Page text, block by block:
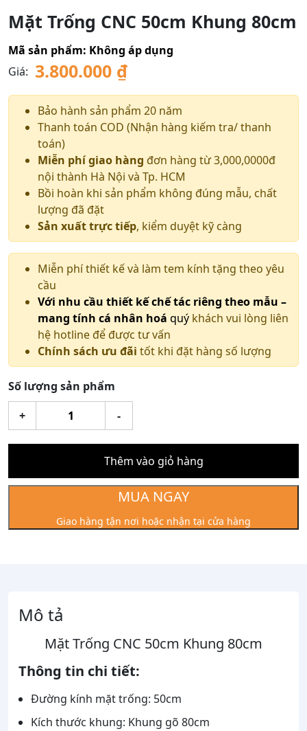
Mặt Trống CNC 50cm Khung 80cm
Mã sản phẩm: Không áp dụng
Giá: 3.800.000 ₫
Bảo hành sản phẩm 20 năm
Thanh toán COD (Nhận hàng kiếm tra/ thanh
toán)
Miễn phí giao hàng đơn hàng từ 3,000,0000đ
nội thành Hà Nội và Tp. HCM
Bồi hoàn khi sản phẩm không đúng mẫu, chất
lượng đã đặt
Sản xuất trực tiếp, kiểm duyệt kỹ càng
Miễn phí thiết kế và làm tem kính tặng theo yêu
cầu
Với nhu cầu thiết kế chế tác riêng theo mẫu –
mang tính cá nhân hoá quý khách vui lòng liên
hệ hotline để được tư vấn
Chính sách ưu đãi tốt khi đặt hàng số lượng
Số lượng sản phẩm
-
Trống
CNC
Khung
lượng
+
Thêm vào giỏ hàng
MUA NGAY
Giao hàng tận nơi hoặc nhận tại cửa hàng
Mô tả
Mặt Trống CNC 50cm Khung 80cm
Thông tin chi tiết:
Đường kính mặt trống: 50cm
Kích thước khung: Khung gõ 80cm